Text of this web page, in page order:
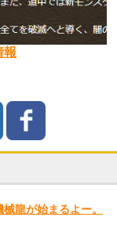
報
龍が始まるよー。